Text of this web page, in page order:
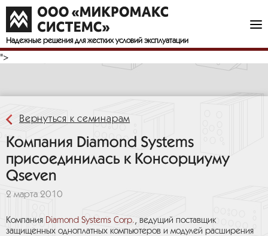
Ведущий поставщик встраиваемых решений вливается в команду
компьютеров-на-модуле Qseven смодулями ввода-вывода
FeaturePak™, предназначенными для быстрой разработки
прикладных объединительных плат OEM.
">
Надежные решения для жестких условий эксплуатации
Вернуться к семинарам
Компания Diamond Systems
присоединилась к Консорциуму
Qseven
2 марта 2010
Компания Diamond Systems Corp., ведущий поставщик
защищенных одноплатных компьютеров и модулей расширения